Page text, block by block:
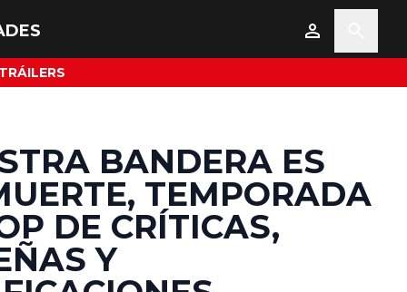
TRÁILERS
BANDERA ES
TEMPORADA
DE CRÍTICAS,
Y